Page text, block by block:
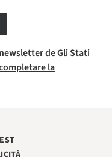
de Gli Stati
la